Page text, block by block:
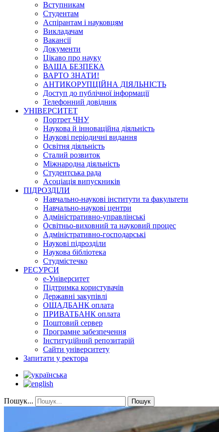
Вступникам
Студентам
Аспірантам і науковцям
Викладачам
Вакансії
Документи
Цікаво про науку
ВАША БЕЗПЕКА
ВАРТО ЗНАТИ!
АНТИКОРУПЦІЙНА ДІЯЛЬНІСТЬ
Доступ до публічної інформації
Телефонний довідник
УНІВЕРСИТЕТ
Портрет ЧНУ
Наукова й інноваційна діяльність
Наукові періодичні видання
Освітня діяльність
Сталий розвиток
Міжнародна діяльність
Студентська рада
Асоціація випускників
ПІДРОЗДІЛИ
Навчально-наукові інститути та факультети
Навчально-наукові центри
Адміністративно-управлінські
Освітньо-виховний та науковий процес
Адміністративно-господарські
Наукові підрозділи
Наукова бібліотека
Студмістечко
РЕСУРСИ
е-Університет
Підтримка користувачів
Державні закупівлі
ОЩАДБАНК оплата
ПРИВАТБАНК оплата
Поштовий сервер
Програмне забезпечення
Інституційний репозитарій
Сайти університету
Запитати у ректора
Пошук... Пошук